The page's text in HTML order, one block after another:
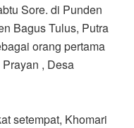
Sore. di Punden
Bagus Tulus, Putra
orang pertama
, Desa
setempat, Khomari